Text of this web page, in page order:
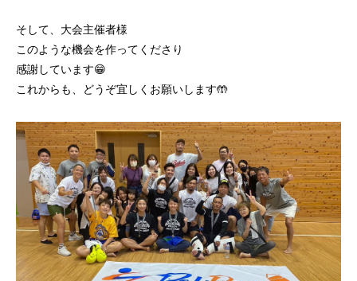
そして、大会主催者様
このような機会を作ってくださり
感謝しています😁
これからも、どうぞ宜しくお願いします🤲